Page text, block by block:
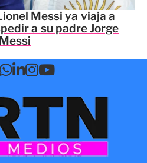
Messi ya viaja a
a su padre Jorge
Messi